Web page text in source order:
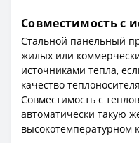
Совместимость с
Стальной панельный
жилых или
источниками тепла,
качество
Совместимость с
автоматически такую
высокотемпературном